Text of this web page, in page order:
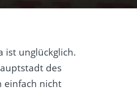
ist unglückglich.
des
einfach nicht